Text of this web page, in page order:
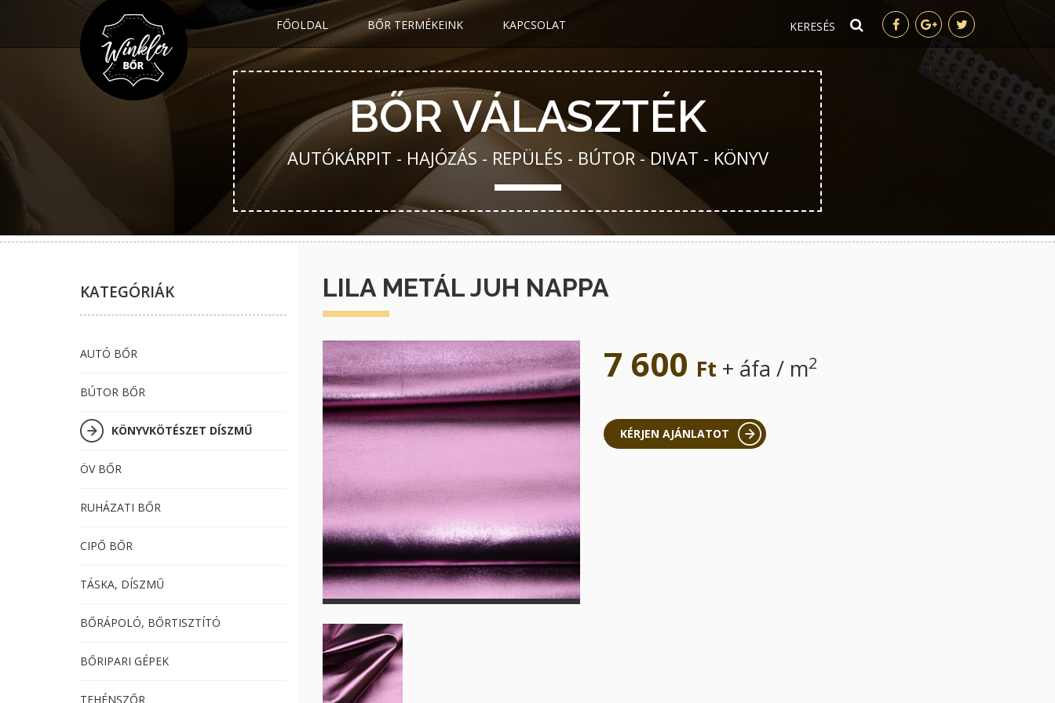
FŐOLDAL BŐR TERMÉKEINK KAPCSOLAT
BŐR VÁLASZTÉK
AUTÓKÁRPIT - HAJÓZÁS - REPÜLÉS - BÚTOR - DIVAT - KÖNYV
KATEGÓRIÁK
AUTÓ BŐR
BÚTOR BŐR
KÖNYVKÖTÉSZET DÍSZMŰ
ÖV BŐR
RUHÁZATI BŐR
CIPŐ BŐR
TÁSKA, DÍSZMŰ
BŐRÁPOLÓ, BŐRTISZTÍTÓ
BŐRIPARI GÉPEK
TEHÉNSZŐR
LILA METÁL JUH NAPPA
7 600 Ft + áfa / m2
KÉRJEN AJÁNLATOT